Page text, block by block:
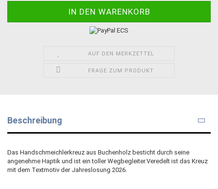
AUF DEN MERKZETTEL
FRAGE ZUM PRODUKT
Beschreibung
Das Handschmeichlerkreuz aus Buchenholz besticht durch seine
angenehme Haptik und ist ein toller Wegbegleiter.Veredelt ist das Kreuz
mit dem Textmotiv der Jahreslosung 2026.